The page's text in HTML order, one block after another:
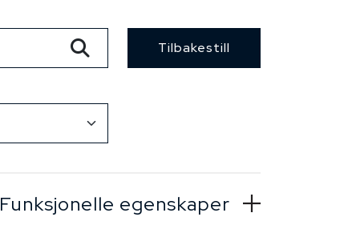
Tilbakestill
Funksjonelle egenskaper